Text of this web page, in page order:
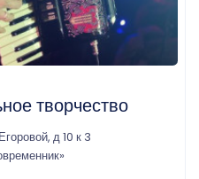
творчество
д 10 к 3